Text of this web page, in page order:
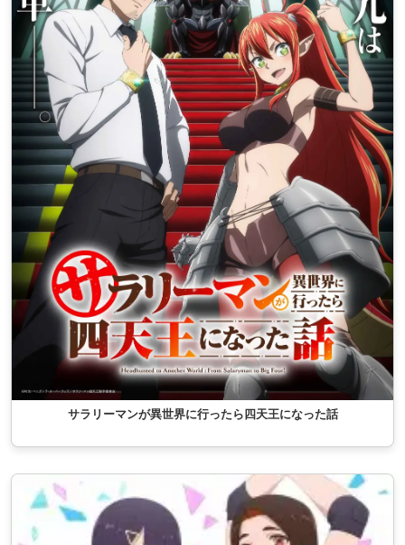
サラリーマンが異世界に行ったら四天王になった話